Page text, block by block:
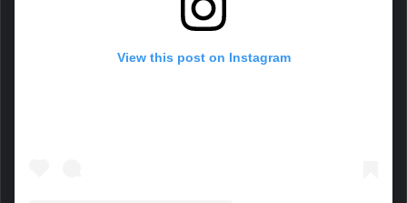
View this post on Instagram